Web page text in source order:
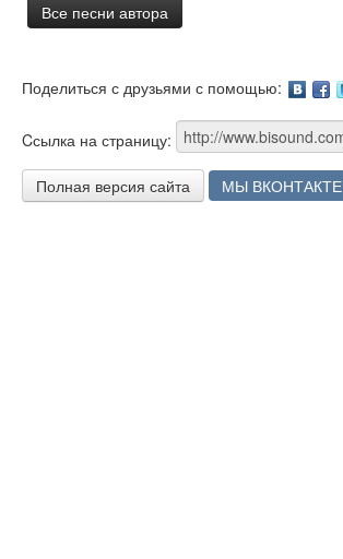
Все песни автора
Поделиться с друзьями с помощью:
Cсылка на страницу:
Полная версия сайта МЫ ВКОНТАКТЕ